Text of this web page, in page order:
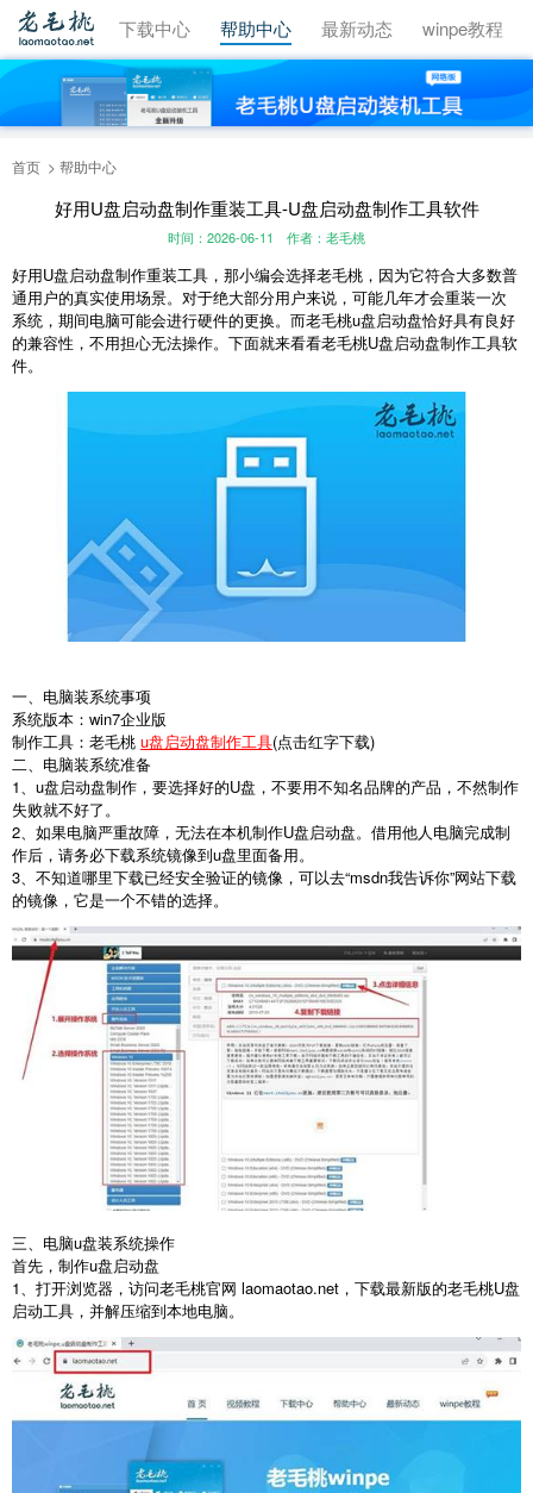
视频教程 下载中心 帮助中心 最新动态 winpe教程
首页 帮助中心
好用U盘启动盘制作重装工具-U盘启动盘制作工具软件
时间：2026-06-11 作者：老毛桃
好用U盘启动盘制作重装工具，那小编会选择老毛桃，因为它符合大多数普
通用户的真实使用场景。对于绝大部分用户来说，可能几年才会重装一次
系统，期间电脑可能会进行硬件的更换。而老毛桃u盘启动盘恰好具有良好
的兼容性，不用担心无法操作。下面就来看看老毛桃U盘启动盘制作工具软
件。
一、电脑装系统事项
系统版本：win7企业版
制作工具：老毛桃 u盘启动盘制作工具(点击红字下载)
二、电脑装系统准备
1、u盘启动盘制作，要选择好的U盘，不要用不知名品牌的产品，不然制作
失败就不好了。
2、如果电脑严重故障，无法在本机制作U盘启动盘。借用他人电脑完成制
作后，请务必下载系统镜像到u盘里面备用。
3、不知道哪里下载已经安全验证的镜像，可以去“msdn我告诉你”网站下载
的镜像，它是一个不错的选择。
三、电脑u盘装系统操作
首先，制作u盘启动盘
1、打开浏览器，访问老毛桃官网 laomaotao.net ，下载最新版的老毛桃U盘
启动工具，并解压缩到本地电脑。